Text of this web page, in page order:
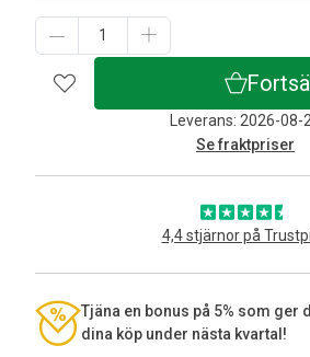
Leverans: 2026-08-
Se fraktpriser
4,4 stjärnor på
Tjäna en bonus på 5% som ger
dina köp under nästa kvartal!